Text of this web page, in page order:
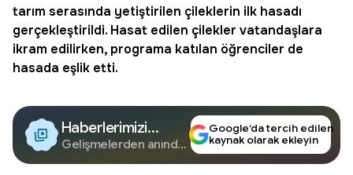
tarım serasında yetiştirilen çileklerin ilk hasadı
gerçekleştirildi. Hasat edilen çilekler vatandaşlara
ikram edilirken, programa katılan öğrenciler de
hasada eşlik etti.
Haberlerimizi
Google'da Takip
Edin
Gelişmelerden anında
Google’da tercih edilen
kaynak olarak ekleyin